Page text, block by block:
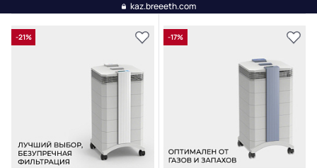
kaz.breeeth.com
-21% -17%